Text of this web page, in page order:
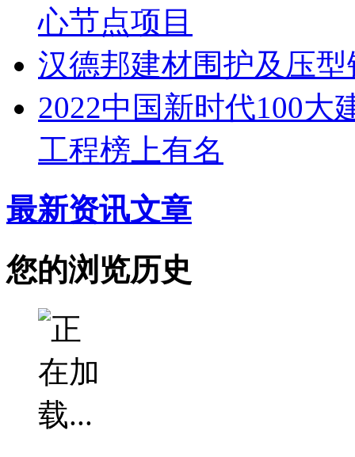
心节点项目
汉德邦建材围护及压
2022中国新时代100大
工程榜上有名
最新资讯文章
您的浏览历史